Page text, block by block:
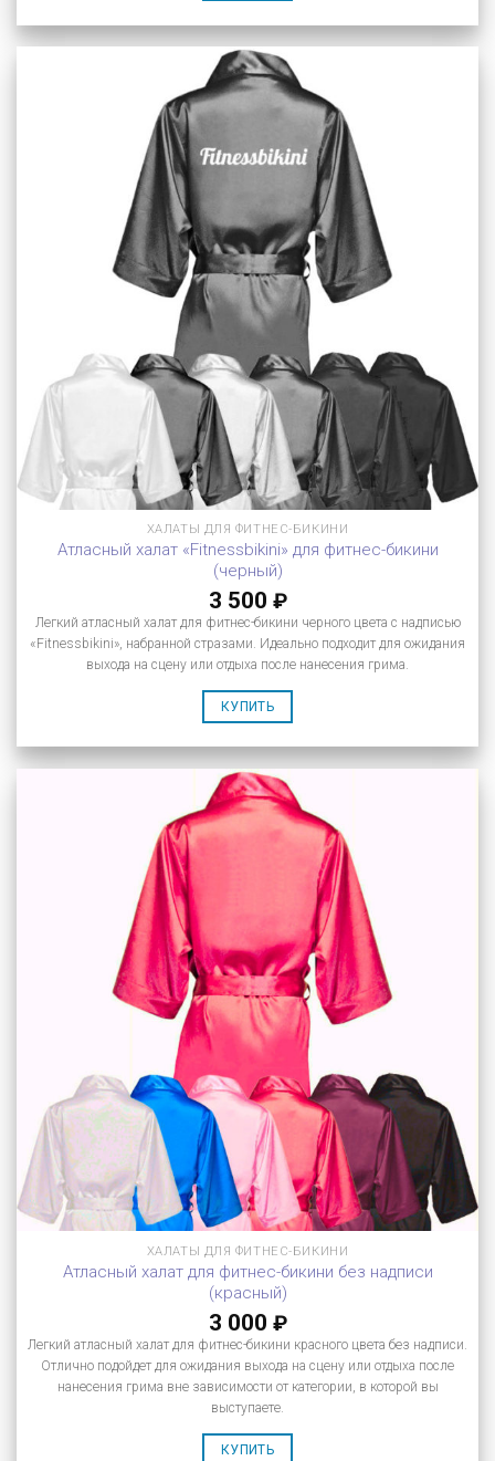
ХАЛАТЫ ДЛЯ ФИТНЕС-БИКИНИ
Атласный халат «Fitnessbikini» для фитнес-бикини
(черный)
3 500 ₽
Легкий атласный халат для фитнес-бикини черного цвета с надписью
«Fitnessbikini», набранной стразами. Идеально подходит для ожидания
выхода на сцену или отдыха после нанесения грима.
КУПИТЬ
ХАЛАТЫ ДЛЯ ФИТНЕС-БИКИНИ
Атласный халат для фитнес-бикини без надписи
(красный)
3 000 ₽
Легкий атласный халат для фитнес-бикини красного цвета без надписи.
Отлично подойдет для ожидания выхода на сцену или отдыха после
нанесения грима вне зависимости от категории, в которой вы
выступаете.
КУПИТЬ